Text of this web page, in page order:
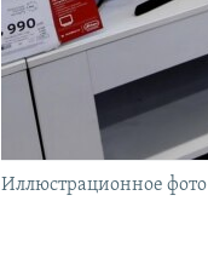
Иллюстрационное фото